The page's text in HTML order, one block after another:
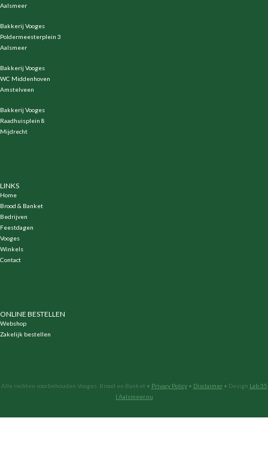
Aalsmeer
Bakkerij Vooges
Poldermeesterplein 3
Aalsmeer
Bakkerij Vooges
WC Middenhoven
Amstelveen
Bakkerij Vooges
Raadhuisplein 8
Mijdrecht
LINKS
Home
Brood & Banket
Bedrijven
Feestdagen
Vooges
Winkels
Contact
ONLINE BESTELLEN
Webshop
Zakelijk bestellen
Alle rechten voorbehouden Vooges Brood en Banket • Privacy Policy• Disclaimer• Design Lab 35
| Aalsmeer.nu